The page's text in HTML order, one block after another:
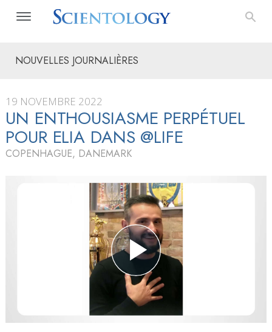
NOUVELLES JOURNALIÈRES
19 NOVEMBRE 2022
UN ENTHOUSIASME PERPÉTUEL
POUR ELIA DANS @LIFE
COPENHAGUE, DANEMARK